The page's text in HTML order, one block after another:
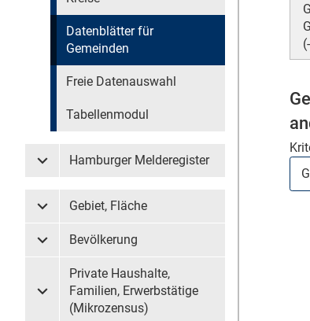
Datenblätter für
Gemeinden
Freie Datenauswahl
Tabellenmodul
Untermenü Hamburger Melderegister
Hamburger Melderegister
Untermenü Gebiet, Fläche
Gebiet, Fläche
Untermenü Bevölkerung
Bevölkerung
Untermenü Private Haushalte, Familien,
Private Haushalte,
Familien, Erwerbstätige
(Mikrozensus)